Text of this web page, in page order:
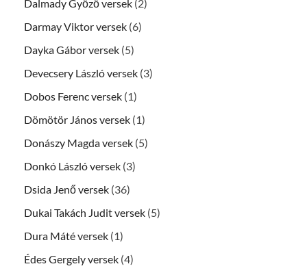
Dalmady Győző versek (2)
Darmay Viktor versek (6)
Dayka Gábor versek (5)
Devecsery László versek (3)
Dobos Ferenc versek (1)
Dömötör János versek (1)
Donászy Magda versek (5)
Donkó László versek (3)
Dsida Jenő versek (36)
Dukai Takách Judit versek (5)
Dura Máté versek (1)
Édes Gergely versek (4)